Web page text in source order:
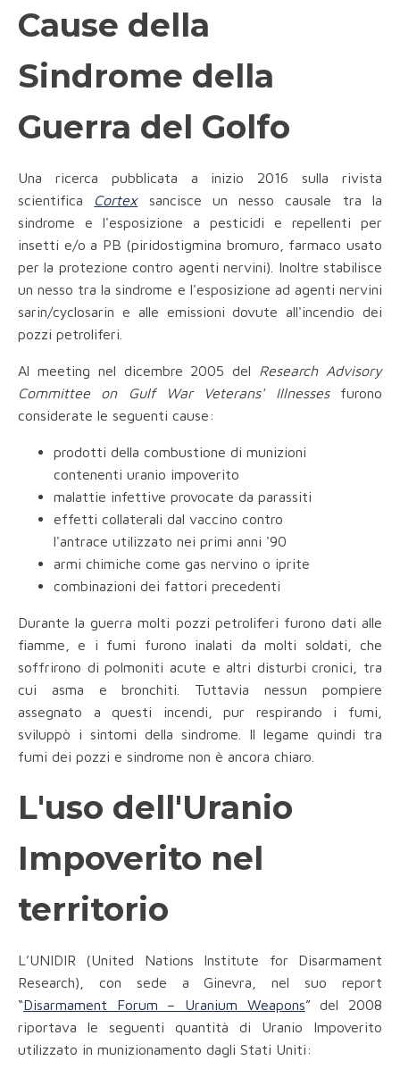
Cause della
Sindrome della
Guerra del Golfo
Una ricerca pubblicata a inizio 2016 sulla rivista
scientifica Cortexsancisce un nesso causale tra la
sindrome e l'esposizione a pesticidi e repellenti per
insetti e/o a PB (piridostigmina bromuro, farmaco usato
per la protezione contro agenti nervini). Inoltre stabilisce
un nesso tra la sindrome e l'esposizione ad agenti nervini
sarin/cyclosarin e alle emissioni dovute all'incendio dei
pozzi petroliferi.
Al meeting nel dicembre 2005 del Research Advisory
Committee on Gulf War Veterans' Illnessesfurono
considerate le seguenti cause:
prodotti della combustione di munizioni
contenenti uranio impoverito
malattie infettive provocate da parassiti
effetti collaterali dal vaccino contro
l'antrace utilizzato nei primi anni '90
armi chimiche come gas nervino o iprite
combinazioni dei fattori precedenti
Durante la guerra molti pozzi petroliferi furono dati alle
fiamme, e i fumi furono inalati da molti soldati, che
soffrirono di polmoniti acute e altri disturbi cronici, tra
cui asma e bronchiti. Tuttavia nessun pompiere
assegnato a questi incendi, pur respirando i fumi,
sviluppò i sintomi della sindrome. Il legame quindi tra
fumi dei pozzi e sindrome non è ancora chiaro.
L'uso dell'Uranio
Impoverito nel
territorio
L’UNIDIR (United Nations Institute for Disarmament
Research), con sede a Ginevra, nel suo report
“Disarmament Forum – Uranium Weapons” del 2008
riportava le seguenti quantità di Uranio Impoverito
utilizzato in munizionamento dagli Stati Uniti: